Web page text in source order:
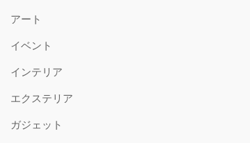
アート
イベント
インテリア
エクステリア
ガジェット